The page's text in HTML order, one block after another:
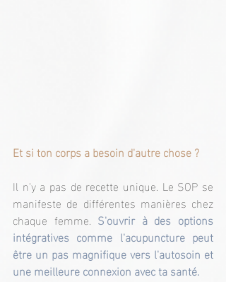
Et si ton corps a besoin d'autre chose ?
Il n'y a pas de recette unique. Le SOP se
manifeste de différentes manières chez
chaque femme. S'ouvrir à des options
intégratives comme l'acupuncture peut
être un pas magnifique vers l'autosoin et
une meilleure connexion avec ta santé.